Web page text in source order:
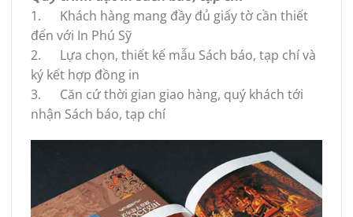
1. Khách hàng mang đầy đủ giấy tờ cần thiết
đến với In Phú Sỹ
2. Lựa chọn, thiết kế mẫu Sách báo, tạp chí và
ký kết hợp đồng in
3. Căn cứ thời gian giao hàng, quý khách tới
nhận Sách báo, tạp chí